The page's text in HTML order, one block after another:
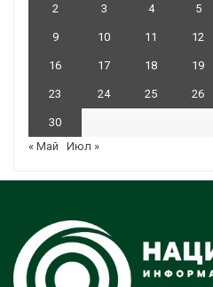
2 3 4 5
9 10 11 12
16 17 18 19
23 24 25 26
30
« Май
Июл »